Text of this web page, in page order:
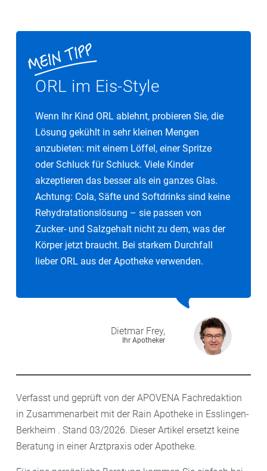
ORL im Eis-Style
Wenn Ihr Kind ORL ablehnt, probieren Sie, die
Lösung gekühlt in sehr kleinen Mengen
anzubieten: mit einem Löffel, einer Spritze
oder Schluck für Schluck. Viele Kinder
akzeptieren das besser als ein ganzes Glas.
Achtung: Cola, Säfte und Softdrinks sind keine
Rehydratationslösung – sie passen von
Zucker- und Salzgehalt nicht zu dem, was der
Körper jetzt braucht. Bei starkem Durchfall
lieber ORL aus der Apotheke verwenden.
Dietmar Frey,
Ihr Apotheker
Verfasst und geprüft von der APOVENA Fachredaktion
in Zusammenarbeit mit der Rain Apotheke in Esslingen-
Berkheim . Stand 03/2026. Dieser Artikel ersetzt keine
Beratung in einer Arztpraxis oder Apotheke.